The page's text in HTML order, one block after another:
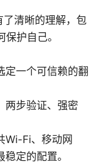
清晰的理解，包
护自己。
定一个可信赖的翻
两步验证、强密
Wi-Fi、移动网
定的配置。